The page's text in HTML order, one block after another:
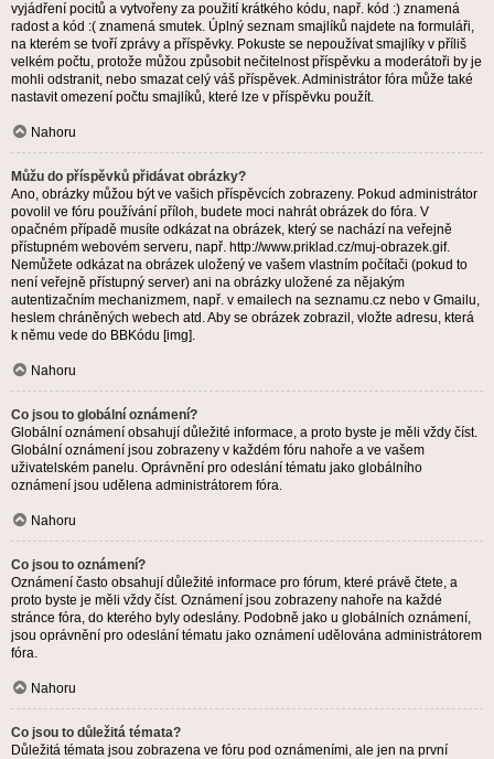
vyjádření pocitů a vytvořeny za použití krátkého kódu, např. kód :) znamená
radost a kód :( znamená smutek. Úplný seznam smajlíků najdete na formuláři,
na kterém se tvoří zprávy a příspěvky. Pokuste se nepoužívat smajlíky v příliš
velkém počtu, protože můžou způsobit nečitelnost příspěvku a moderátoři by je
mohli odstranit, nebo smazat celý váš příspěvek. Administrátor fóra může také
nastavit omezení počtu smajlíků, které lze v příspěvku použít.
Nahoru
Můžu do příspěvků přidávat obrázky?
Ano, obrázky můžou být ve vašich příspěvcích zobrazeny. Pokud administrátor
povolil ve fóru používání příloh, budete moci nahrát obrázek do fóra. V
opačném případě musíte odkázat na obrázek, který se nachází na veřejně
přístupném webovém serveru, např. http://www.priklad.cz/muj-obrazek.gif.
Nemůžete odkázat na obrázek uložený ve vašem vlastním počítači (pokud to
není veřejně přístupný server) ani na obrázky uložené za nějakým
autentizačním mechanizmem, např. v emailech na seznamu.cz nebo v Gmailu,
heslem chráněných webech atd. Aby se obrázek zobrazil, vložte adresu, která
k němu vede do BBKódu [img].
Nahoru
Co jsou to globální oznámení?
Globální oznámení obsahují důležité informace, a proto byste je měli vždy číst.
Globální oznámení jsou zobrazeny v každém fóru nahoře a ve vašem
uživatelském panelu. Oprávnění pro odeslání tématu jako globálního
oznámení jsou udělena administrátorem fóra.
Nahoru
Co jsou to oznámení?
Oznámení často obsahují důležité informace pro fórum, které právě čtete, a
proto byste je měli vždy číst. Oznámení jsou zobrazeny nahoře na každé
stránce fóra, do kterého byly odeslány. Podobně jako u globálních oznámení,
jsou oprávnění pro odeslání tématu jako oznámení udělována administrátorem
fóra.
Nahoru
Co jsou to důležitá témata?
Důležitá témata jsou zobrazena ve fóru pod oznámeními, ale jen na první